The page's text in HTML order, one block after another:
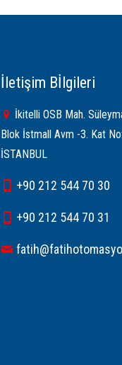
İletişim Bİlgileri
İkitelli OSB Mah.
Blok İstmall Avm -3. Kat
İSTANBUL
+90 212 544 70 30
+90 212 544 70 31